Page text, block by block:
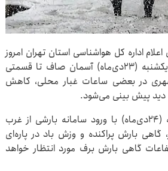
اداره کل هواشناسی استان تهران امروز
جمعه (۲۱دی‌ماه) تا ظهر یکشنبه (۲۳دی‌ماه) آسمان صاف تا قسمتی
در بعضی ساعات غبار محلی، کاهش
پیش بینی می‌شود.
از ظهر یکشنبه تا دوشنبه (۲۴‌دی‌ماه) با ورود سامانه بارشی از غرب
گاهی بارش پراکنده و وزش باد در پاره‌ای
گاهی بارش برف مورد انتظار خواهد